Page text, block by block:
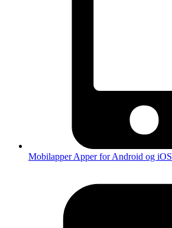
MobilapperApper for Android og iOS